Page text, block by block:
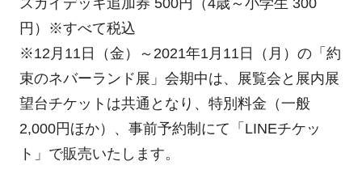
円）※すべて税込
※12月11日（金）～2021年1月11日（月）の「約
束のネバーランド展」会期中は、展覧会と展内展
望台チケットは共通となり、特別料金（一般
2,000円ほか）、事前予約制にて「LINEチケッ
ト」で販売いたします。